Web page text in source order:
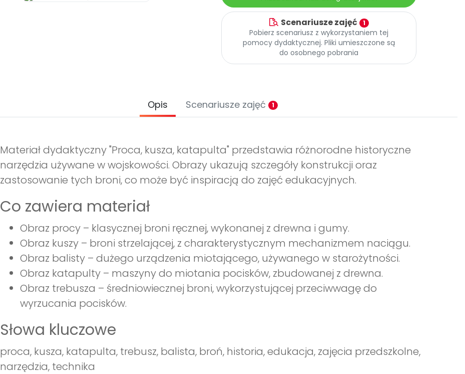
Scenariusze zajęć 1
Pobierz scenariusz z wykorzystaniem tej
pomocy dydaktycznej. Pliki umieszczone są
do osobnego pobrania
Opis Scenariusze zajęć 1
Materiał dydaktyczny "Proca, kusza, katapulta" przedstawia różnorodne historyczne
narzędzia używane w wojskowości. Obrazy ukazują szczegóły konstrukcji oraz
zastosowanie tych broni, co może być inspiracją do zajęć edukacyjnych.
Co zawiera materiał
Obraz procy – klasycznej broni ręcznej, wykonanej z drewna i gumy.
Obraz kuszy – broni strzelającej, z charakterystycznym mechanizmem naciągu.
Obraz balisty – dużego urządzenia miotającego, używanego w starożytności.
Obraz katapulty – maszyny do miotania pocisków, zbudowanej z drewna.
Obraz trebusza – średniowiecznej broni, wykorzystującej przeciwwagę do
wyrzucania pocisków.
Słowa kluczowe
proca, kusza, katapulta, trebusz, balista, broń, historia, edukacja, zajęcia przedszkolne,
narzędzia, technika